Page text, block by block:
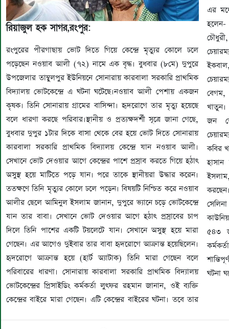
রিয়াজুল হক সাগর,রংপুর:
রংপুরের পীরগাছায় ভোট দিতে গিয়ে কেন্দ্রে মৃত্যুর কোলে ঢলে
পড়েছেন নওয়াব আলী (৭২) নামে এক বৃদ্ধ। বুধবার (৮মে) দুপুরে
উপজেলার তাম্বুলপুর ইউনিয়নে সোনারায় কারবালা সরকারি প্রাথমিক
বিদ্যালয় ভোটকেন্দ্রে এ ঘটনা ঘটেছে।নওয়াব আলী পেশায় একজন
কৃষক। তিনি সোনারায় গ্রামের বাসিন্দা। হৃদরোগে তার মৃত্যু হয়েছে
বলে ধারণা করছে পরিবার।স্থানীয় ও প্রত্যক্ষদর্শী সূত্রে জানা গেছে,
বুধবার দুপুর ১টার দিকে বাসা থেকে বের হয়ে ভোট দিতে সোনারায়
কারবালা সরকারি প্রাথমিক বিদ্যালয় কেন্দ্রে যান নওয়াব আলী।
সেখানে ভোট দেওয়ার আগে কেন্দ্রের পাশে প্রস্রাব করতে গিয়ে হঠাৎ
অসুস্থ হয়ে মাটিতে পড়ে যান। পরে তাকে স্থানীয়রা উদ্ধার করেন।
ততক্ষণে তিনি মৃত্যুর কোলে ঢলে পড়েন। বিষয়টি নিশ্চিত করে নওয়াব
আলীর ছেলে আমিনুল ইসলাম জানান, দুপুরে ভ্যানে চড়ে ভোটকেন্দ্রে
যান তার বাবা। সেখানে ভোট দেওয়ার আগে হঠাৎ প্রস্রাবের চাপ
দিলে তিনি পাশের একটি টয়লেটে যান। সেখানে অসুস্থ হয়ে মারা
গেছেন। এর আগেও দুইবার তার বাবা হৃদরোগে আক্রান্ত হয়েছিলেন।
হৃদরোগে আক্রান্ত হয়ে (হার্ট অ্যাটাক) তিনি মারা গেছেন বলে
পরিবারের ধারণা। সোনারায় কারবালা সরকারি প্রাথমিক বিদ্যালয়
ভোটকেন্দ্রের প্রিসাইডিং কর্মকর্তা লুৎফর রহমান জানান, ওই ব্যক্তি
কেন্দ্রের বাইরে মারা গেছেন। এটি কেন্দ্রের বাইরের ঘটনা। তবে তার
এর
জন
কবির
৫৪৩
ঘটনা